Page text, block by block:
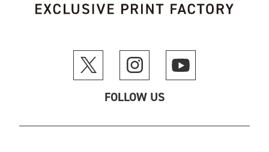
FOLLOW US